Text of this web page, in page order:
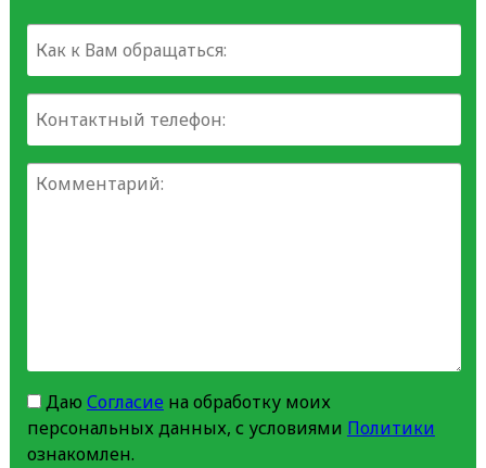
Даю Согласиена обработку моих
персональных данных, с условиями Политики
ознакомлен.